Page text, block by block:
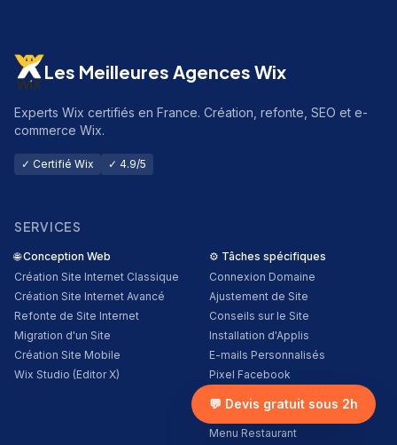
Les Meilleures Agences Wix
Experts Wix certifiés en France. Création, refonte, SEO et e-
commerce Wix.
✓ Certifié Wix ✓ 4.9/5
SERVICES
🌐 Conception Web
Création Site Internet Classique
Création Site Internet Avancé
Refonte de Site Internet
Migration d'un Site
Création Site Mobile
Wix Studio (Editor X)
⚙️ Tâches spécifiques
Connexion Domaine
Ajustement de Site
Conseils sur le Site
Installation d'Applis
E-mails Personnalisés
Pixel Facebook
Accessibilité du Site
Menu Restaurant
💬 Devis gratuit sous 2h